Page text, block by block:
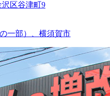
区谷津町9
一部）、横須賀市